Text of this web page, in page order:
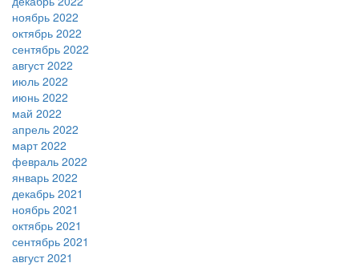
ноябрь 2022
октябрь 2022
сентябрь 2022
август 2022
июль 2022
июнь 2022
май 2022
апрель 2022
март 2022
февраль 2022
январь 2022
декабрь 2021
ноябрь 2021
октябрь 2021
сентябрь 2021
август 2021